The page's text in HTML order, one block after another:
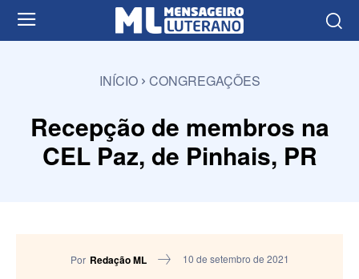
INÍCIO CONGREGAÇÕES
Recepção de membros na
CEL Paz, de Pinhais, PR
Por Redação ML 10 de setembro de 2021